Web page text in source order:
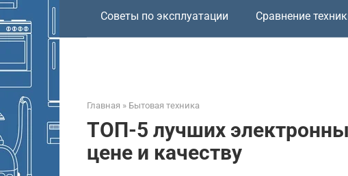
Советы по эксплуатации Сравнение
Главная » Бытовая техника
ТОП-5 лучших
цене и качеству